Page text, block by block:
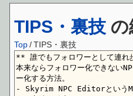
TIPS・裏技 の
Top /TIPS・裏技